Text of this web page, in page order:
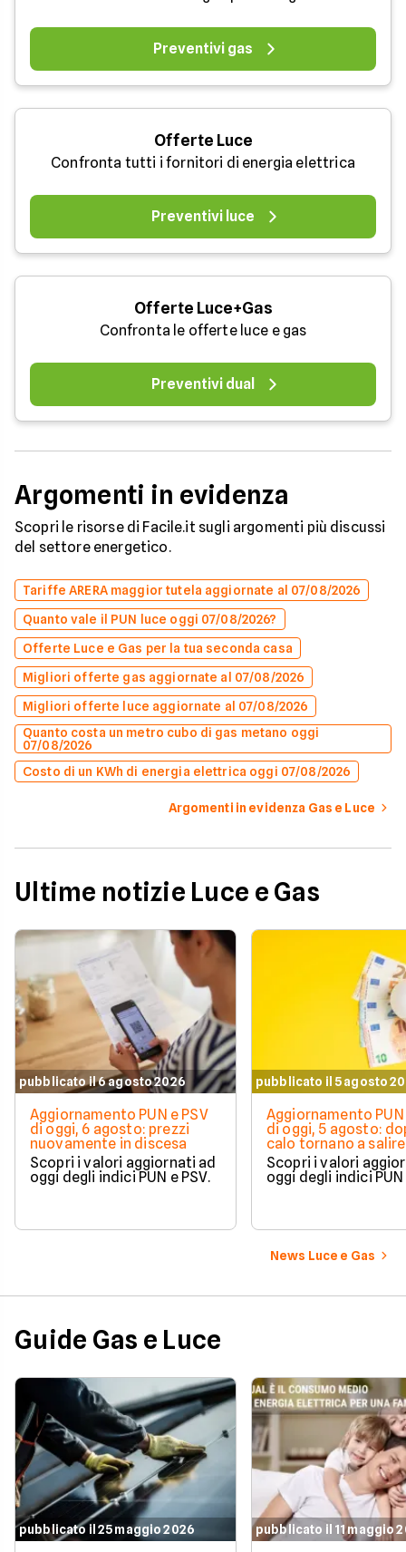
Preventivi gas
Offerte Luce
Confronta tutti i fornitori di energia elettrica
Preventivi luce
Offerte Luce+Gas
Confronta le offerte luce e gas
Preventivi dual
Argomenti in evidenza
Scopri le risorse di Facile.it sugli argomenti più discussi
del settore energetico.
Tariffe ARERA maggior tutela aggiornate al 07/08/2026
Quanto vale il PUN luce oggi 07/08/2026?
Offerte Luce e Gas per la tua seconda casa
Migliori offerte gas aggiornate al 07/08/2026
Migliori offerte luce aggiornate al 07/08/2026
Quanto costa un metro cubo di gas metano oggi
07/08/2026
Costo di un KWh di energia elettrica oggi 07/08/2026
Argomenti in evidenza Gas e Luce
Ultime notizie Luce e Gas
pubblicato il 6 agosto 2026
Aggiornamento PUN e PSV
di oggi, 6 agosto: prezzi
nuovamente in discesa
Scopri i valori aggiornati ad
oggi degli indici PUN e PSV.
pubblicato il 5 agosto
Aggiornamento PUN
di oggi, 5 agosto:
calo tornano a
Scopri i valori
oggi degli indici PUN
News Luce e Gas
Guide Gas e Luce
pubblicato il 25 maggio 2026 pubblicato il 11 maggio